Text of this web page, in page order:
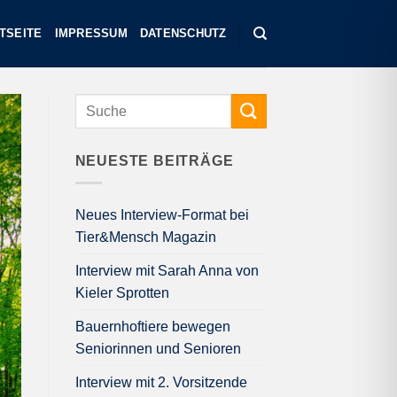
IMPRESSUM DATENSCHUTZ
NEUESTE BEITRÄGE
Neues Interview-Format bei
Tier&Mensch Magazin
Interview mit Sarah Anna von
Kieler Sprotten
Bauernhoftiere bewegen
Seniorinnen und Senioren
Interview mit 2. Vorsitzende